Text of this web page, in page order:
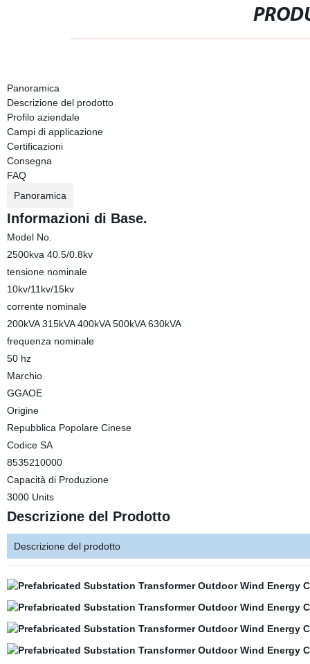
Panoramica
Descrizione del prodotto
Profilo aziendale
Campi di applicazione
Certificazioni
Consegna
FAQ
Panoramica
Informazioni di Base.
Model No.
2500kva 40.5/0.8kv
tensione nominale
10kv/11kv/15kv
corrente nominale
200kVA 315kVA 400kVA 500kVA 630kVA
frequenza nominale
50 hz
Marchio
GGAOE
Origine
Repubblica Popolare Cinese
Codice SA
8535210000
Capacità di Produzione
3000 Units
Descrizione del Prodotto
Descrizione del prodotto